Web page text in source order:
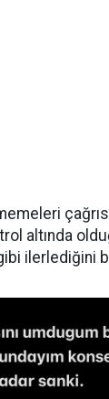
altında
ilerlediğini